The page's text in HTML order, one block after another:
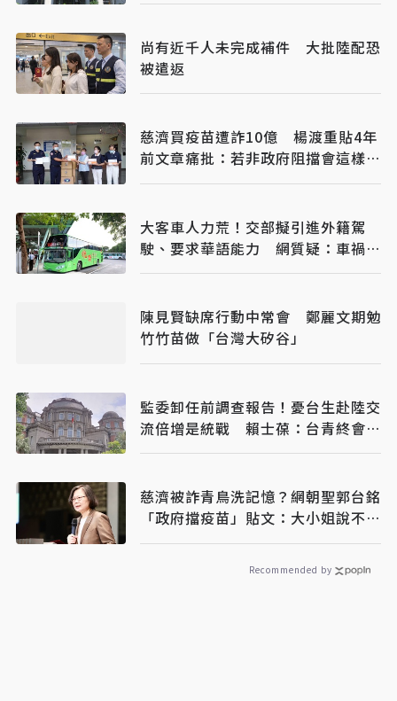
尚有近千人未完成補件 大批陸配恐
被遣返
慈濟買疫苗遭詐10億 楊渡重貼4年
前文章痛批：若非政府阻擋會這樣
嗎？
大客車人力荒！交部擬引進外籍駕
駛、要求華語能力 網質疑：車禍發
生誰處理
陳見賢缺席行動中常會 鄭麗文期勉
竹竹苗做「台灣大矽谷」
監委卸任前調查報告！憂台生赴陸交
流倍增是統戰 賴士葆：台青終會認
清台獨手段
慈濟被詐青鳥洗記憶？網朝聖郭台銘
「政府擋疫苗」貼文：大小姐說不要
買
Recommended by